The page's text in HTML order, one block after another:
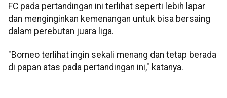
FC pada pertandingan ini terlihat seperti lebih lapar
dan menginginkan kemenangan untuk bisa bersaing
dalam perebutan juara liga.
"Borneo terlihat ingin sekali menang dan tetap berada
di papan atas pada pertandingan ini," katanya.